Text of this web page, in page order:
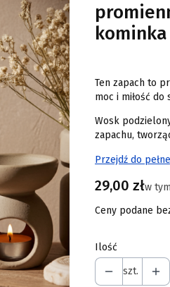
Ten zapach to
moc i miłość do
Wosk
zapachu,
Przejdź do
Cena
29,00 złw
w tym
Ceny podane
Ilość
szt.